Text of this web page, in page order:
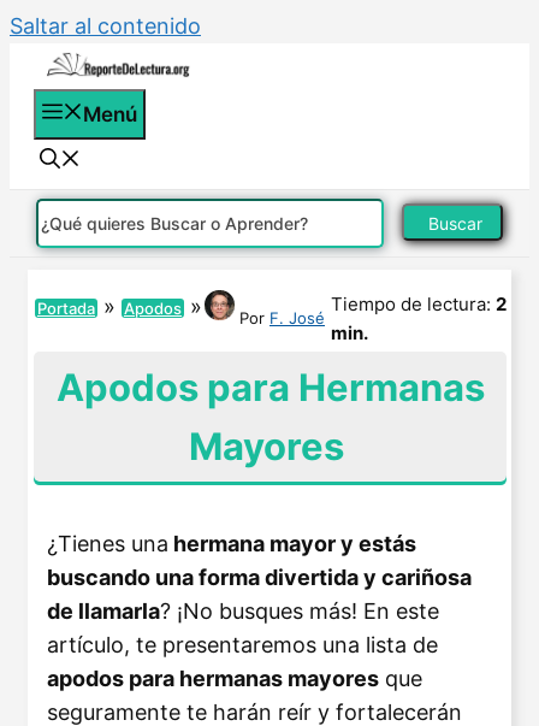
Saltar al contenido
Menú
Buscar
Portada » Apodos » Por F. José
Tiempo de lectura: 2
min.
Apodos para Hermanas
Mayores
¿Tienes una hermana mayor y estás
buscando una forma divertida y cariñosa
de llamarla? ¡No busques más! En este
artículo, te presentaremos una lista de
apodos para hermanas mayores que
seguramente te harán reír y fortalecerán